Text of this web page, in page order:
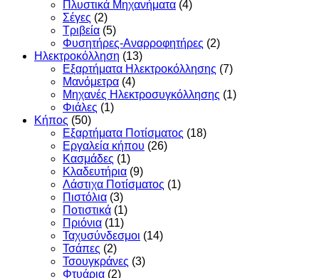
Πλυστικά Μηχανήματα (4)
Σέγες (2)
Τριβεία (5)
Φυσητήρες-Αναρροφητήρες (2)
Ηλεκτροκόλληση (13)
Εξαρτήματα Ηλεκτροκόλλησης (7)
Μανόμετρα (4)
Μηχανές Ηλεκτροσυγκόλλησης (1)
Φιάλες (1)
Κήπος (50)
Εξαρτήματα Ποτίσματος (18)
Εργαλεία κήπου (26)
Κασμάδες (1)
Κλαδευτήρια (9)
Λάστιχα Ποτίσματος (1)
Πιστόλια (3)
Ποτιστικά (1)
Πριόνια (11)
Ταχυσύνδεσμοι (14)
Τσάπες (2)
Τσουγκράνες (3)
Φτυάρια (2)